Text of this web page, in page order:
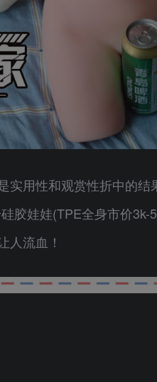
实用性和观赏性折中的
胶娃娃(TPE全身市价
人流血！